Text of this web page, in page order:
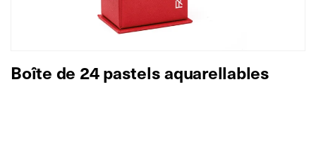
Boîte de 24 pastels aquarellables